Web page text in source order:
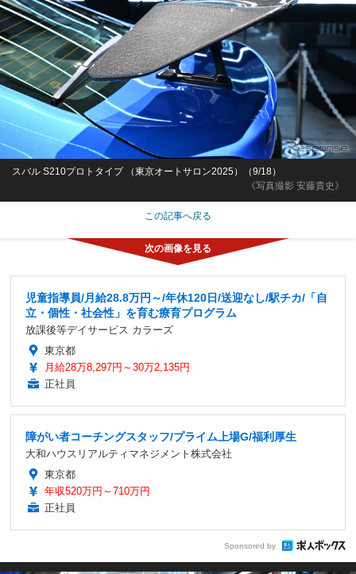
《写真撮影 安藤貴史》
スバル S210プロトタイプ （東京オートサロン2025）（9/18）
この記事へ戻る
児童指導員/月給28.8万円～/年休120日/送迎なし/駅チカ/「自
立・個性・社会性」を育む療育プログラム
放課後等デイサービス カラーズ
東京都
月給28万8,297円～30万2,135円
正社員
障がい者コーチングスタッフ/プライム上場G/福利厚生
大和ハウスリアルティマネジメント株式会社
東京都
年収520万円～710万円
正社員
Sponsored by